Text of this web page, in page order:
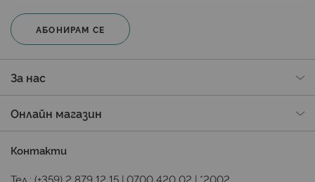
АБОНИРАМ СЕ
За нас
Онлайн магазин
Контакти
Тел.: (+359) 2 879 12 15 | 0700 420 02 | *2002